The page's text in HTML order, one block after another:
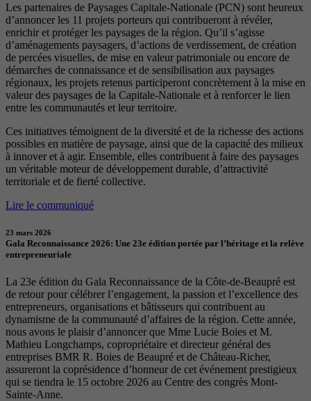
Les partenaires de Paysages Capitale-Nationale (PCN) sont heureux
d’annoncer les 11 projets porteurs qui contribueront à révéler,
enrichir et protéger les paysages de la région. Qu’il s’agisse
d’aménagements paysagers, d’actions de verdissement, de création
de percées visuelles, de mise en valeur patrimoniale ou encore de
démarches de connaissance et de sensibilisation aux paysages
régionaux, les projets retenus participeront concrètement à la mise en
valeur des paysages de la Capitale-Nationale et à renforcer le lien
entre les communautés et leur territoire.
Ces initiatives témoignent de la diversité et de la richesse des actions
possibles en matière de paysage, ainsi que de la capacité des milieux
à innover et à agir. Ensemble, elles contribuent à faire des paysages
un véritable moteur de développement durable, d’attractivité
territoriale et de fierté collective.
Lire le communiqué
23 mars 2026
Gala Reconnaissance 2026: Une 23e édition portée par l’héritage et la relève
entrepreneuriale
La 23e édition du Gala Reconnaissance de la Côte-de-Beaupré est
de retour pour célébrer l’engagement, la passion et l’excellence des
entrepreneurs, organisations et bâtisseurs qui contribuent au
dynamisme de la communauté d’affaires de la région. Cette année,
nous avons le plaisir d’annoncer que Mme Lucie Boies et M.
Mathieu Longchamps, copropriétaire et directeur général des
entreprises BMR R. Boies de Beaupré et de Château-Richer,
assureront la coprésidence d’honneur de cet événement prestigieux
qui se tiendra le 15 octobre 2026 au Centre des congrès Mont-
Sainte-Anne.